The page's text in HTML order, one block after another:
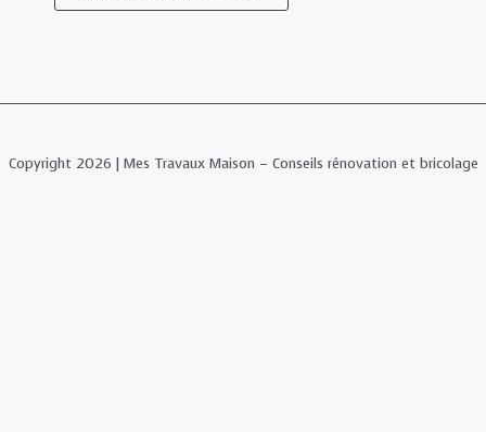
Copyright 2026 | Mes Travaux Maison – Conseils rénovation et bricolage